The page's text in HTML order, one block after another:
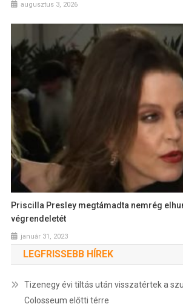
augusztus 3, 2026
Priscilla Presley megtámadta nemrég
végrendeletét
január 31, 2023
LEGFRISSEBB HÍREK
Tizenegy évi tiltás után visszatértek a
Colosseum előtti térre